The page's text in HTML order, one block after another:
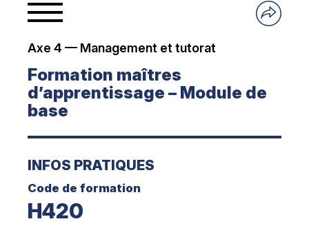
Axe 4 — Management et tutorat
Formation maîtres
d’apprentissage – Module de
base
INFOS PRATIQUES
Code de formation
H420